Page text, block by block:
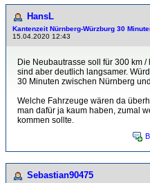
HansL
Kantenzeit Nürnberg-Würzburg 30
15.04.2020 12:43
Die Neubautrasse soll für 300 km
sind aber deutlich langsamer.
30 Minuten zwischen Nürnberg
Welche Fahrzeuge wären da
man dafür ja kaum haben, zumal
kommen sollte.
Sebastian90475